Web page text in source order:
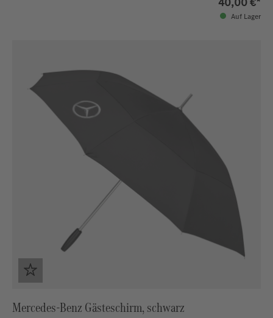
Auf Lager
Mercedes-Benz Gästeschirm, schwarz